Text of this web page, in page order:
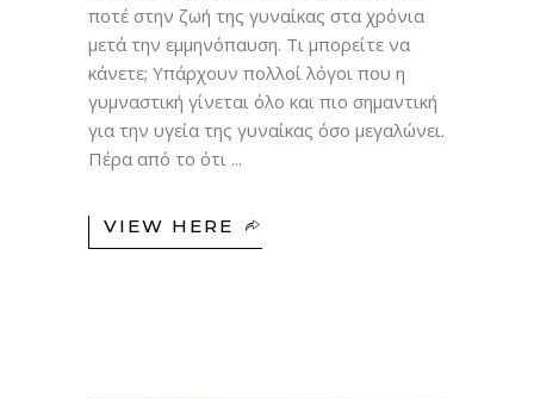
ποτέ στην ζωή της γυναίκας στα χρόνια
μετά την εμμηνόπαυση. Τι μπορείτε να
κάνετε; Υπάρχουν πολλοί λόγοι που η
γυμναστική γίνεται όλο και πιο σημαντική
για την υγεία της γυναίκας όσο μεγαλώνει.
Πέρα από το ότι
VIEW HERE